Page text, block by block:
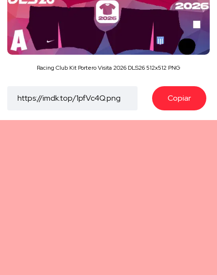
Racing Club Kit Portero Visita 2026 DLS26 512x512 PNG
Copiar